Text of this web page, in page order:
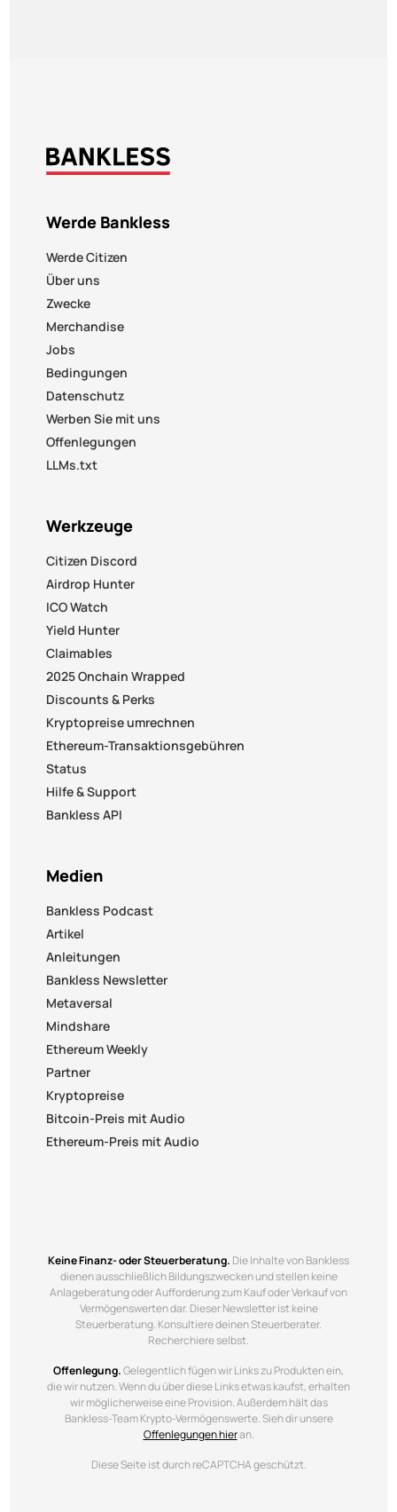
Werde Bankless
Werde Citizen
Über uns
Zwecke
Merchandise
Jobs
Bedingungen
Datenschutz
Werben Sie mit uns
Offenlegungen
LLMs.txt
Werkzeuge
Citizen Discord
Airdrop Hunter
ICO Watch
Yield Hunter
Claimables
2025 Onchain Wrapped
Discounts & Perks
Kryptopreise umrechnen
Ethereum-Transaktionsgebühren
Status
Hilfe & Support
Bankless API
Medien
Bankless Podcast
Artikel
Anleitungen
Bankless Newsletter
Metaversal
Mindshare
Ethereum Weekly
Partner
Kryptopreise
Bitcoin-Preis mit Audio
Ethereum-Preis mit Audio
Keine Finanz- oder Steuerberatung. Die Inhalte von Bankless
dienen ausschließlich Bildungszwecken und stellen keine
Anlageberatung oder Aufforderung zum Kauf oder Verkauf von
Vermögenswerten dar. Dieser Newsletter ist keine
Steuerberatung. Konsultiere deinen Steuerberater.
Recherchiere selbst.
Offenlegung.Gelegentlich fügen wir Links zu Produkten ein,
die wir nutzen. Wenn du über diese Links etwas kaufst, erhalten
wir möglicherweise eine Provision. Außerdem hält das
Bankless-Team Krypto-Vermögenswerte. Sieh dir unsere
Offenlegungen hieran.
Diese Seite ist durch reCAPTCHA geschützt.